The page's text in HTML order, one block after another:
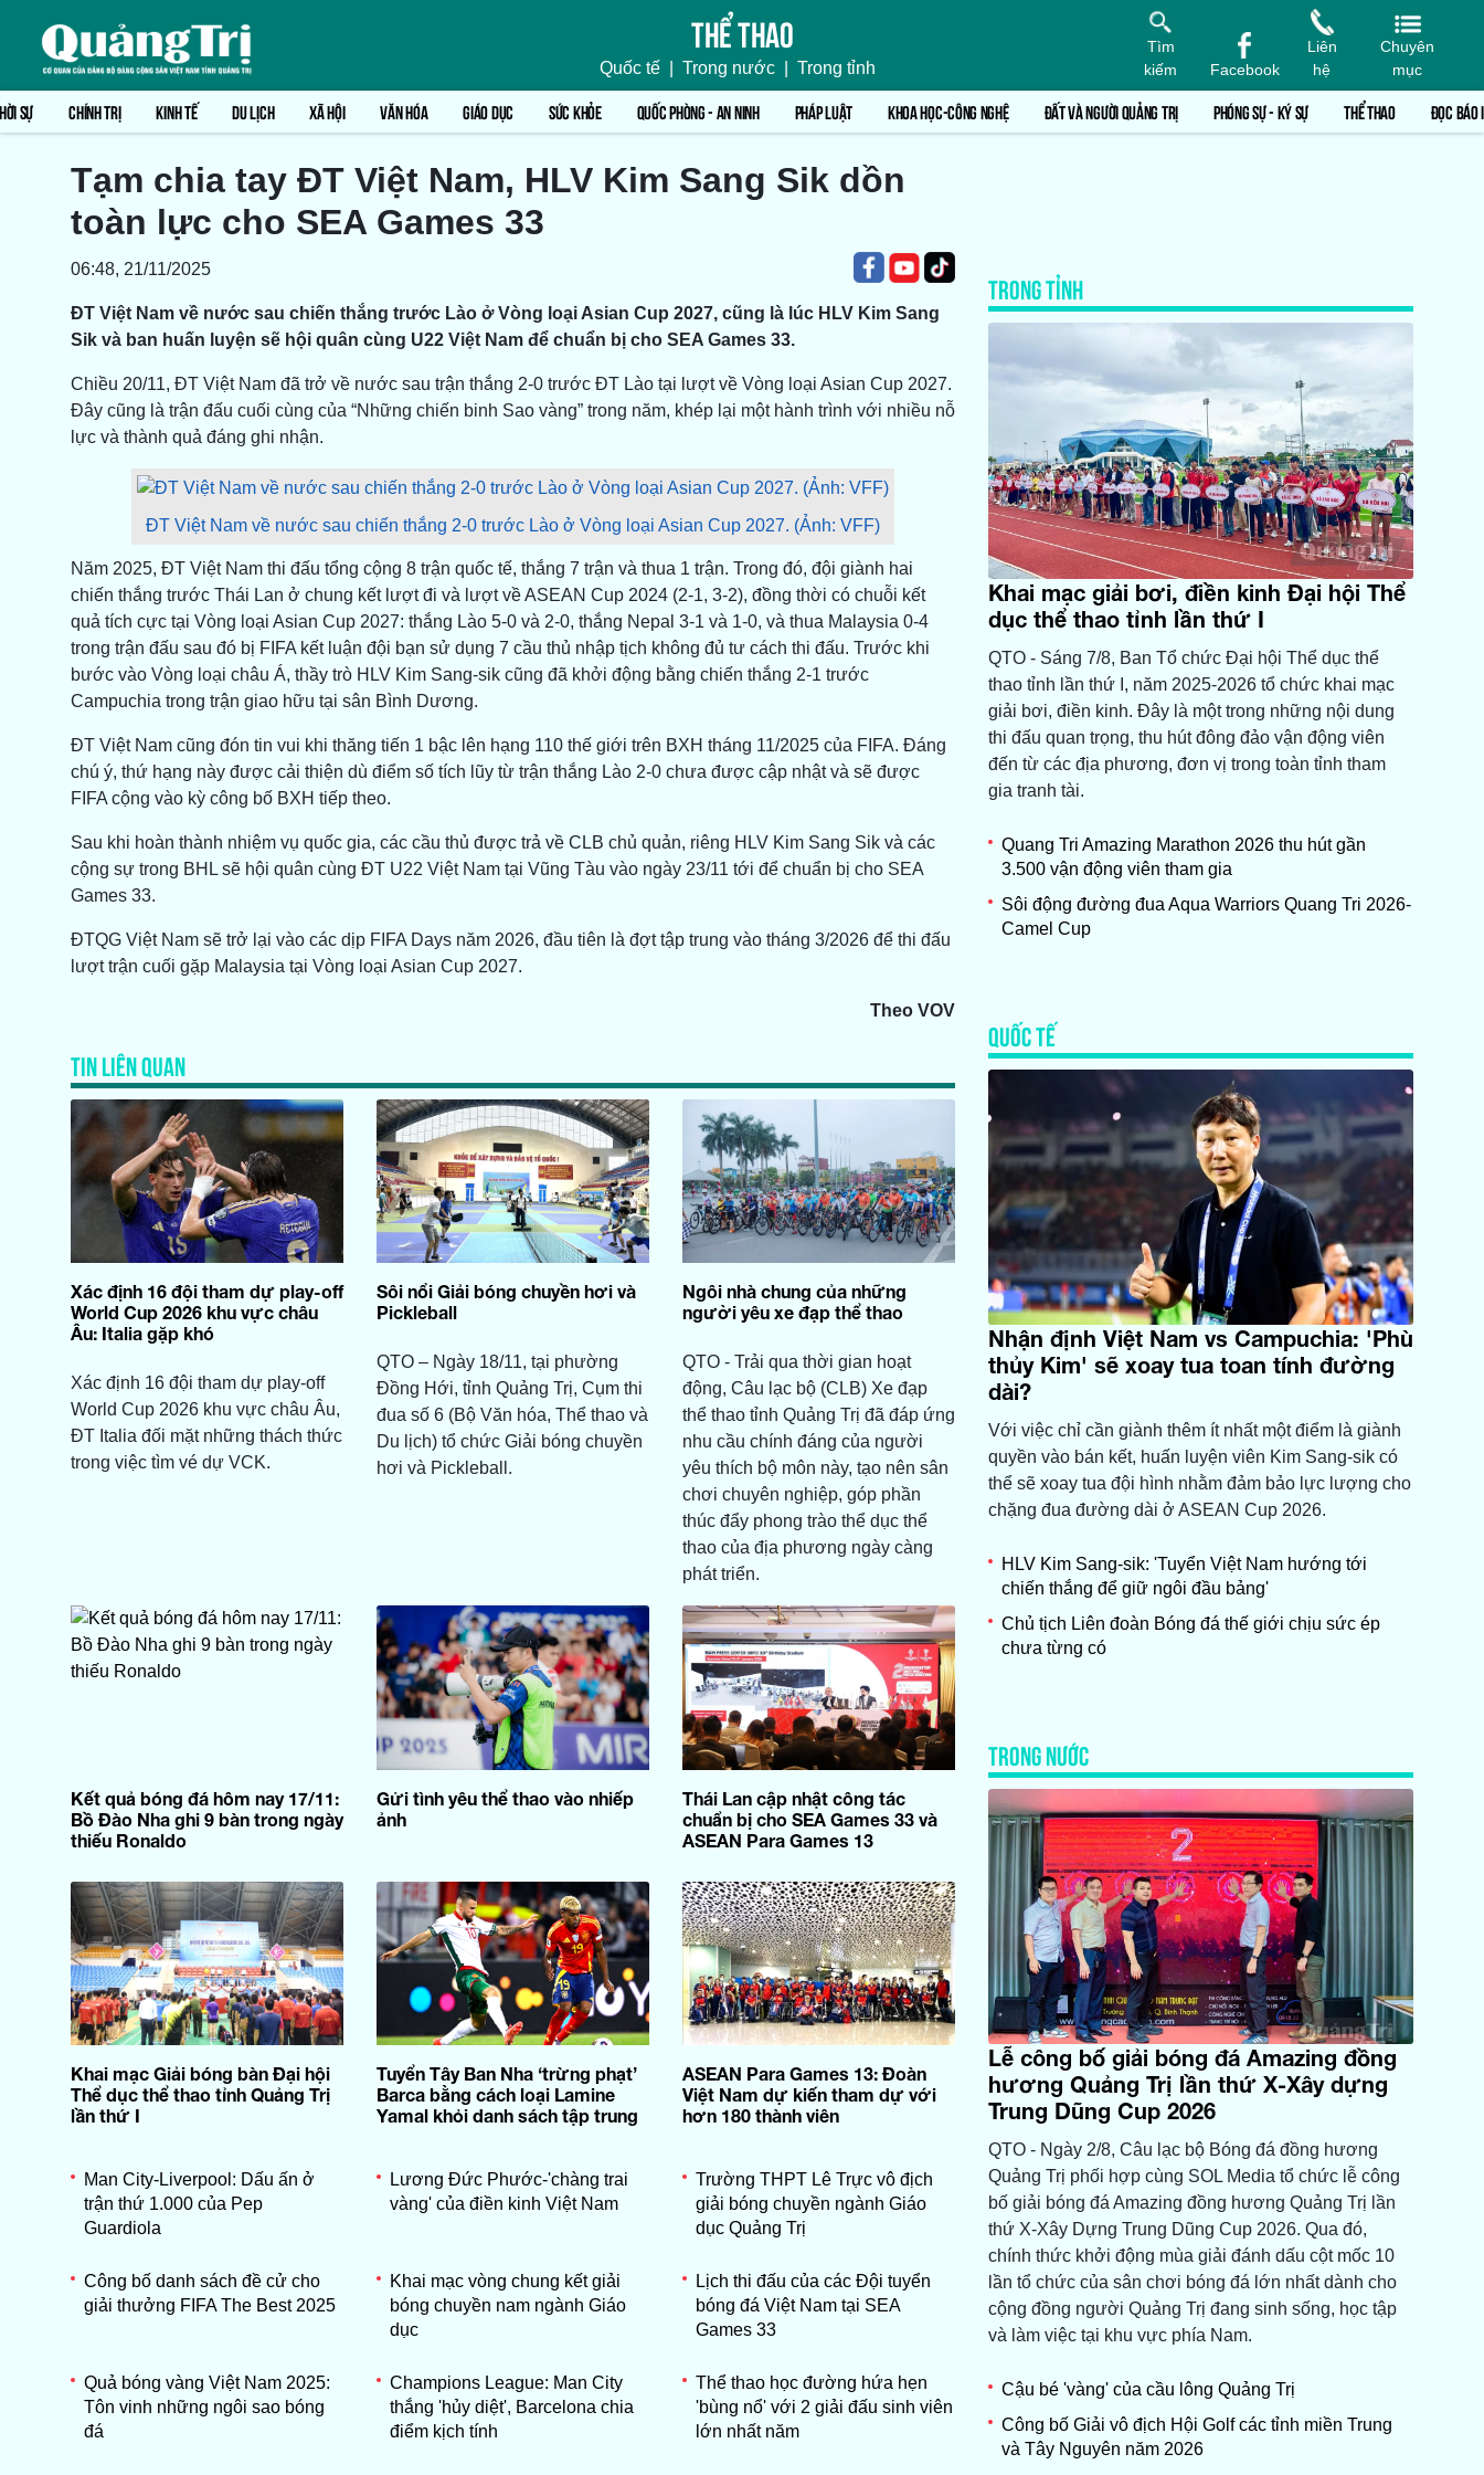
Thể thao
Quốc tế Trong nước Trong tỉnh
Tìm
kiếm
Facebook
Liên
hệ
Chuyên
mục
SỰ CHÍNH TRỊ KINH TẾ DU LỊCH XÃ HỘI VĂN HÓA GIÁO DỤC SỨC KHỎE QUỐC PHÒNG - AN NINH PHÁP LUẬT KHOA HỌC-CÔNG NGHỆ ĐẤT VÀ NGƯỜI QUẢNG TRỊ PHÓNG SỰ - KÝ SỰ THỂ THAO ĐỌC BÁO
Tạm chia tay ĐT Việt Nam, HLV Kim Sang Sik dồn
toàn lực cho SEA Games 33
06:48, 21/11/2025
ĐT Việt Nam về nước sau chiến thắng trước Lào ở Vòng loại Asian Cup 2027, cũng là lúc HLV Kim Sang
Sik và ban huấn luyện sẽ hội quân cùng U22 Việt Nam để chuẩn bị cho SEA Games 33.
Chiều 20/11, ĐT Việt Nam đã trở về nước sau trận thắng 2-0 trước ĐT Lào tại lượt về Vòng loại Asian Cup 2027.
Đây cũng là trận đấu cuối cùng của “Những chiến binh Sao vàng” trong năm, khép lại một hành trình với nhiều nỗ
lực và thành quả đáng ghi nhận.
ĐT Việt Nam về nước sau chiến thắng 2-0 trước Lào ở Vòng loại Asian Cup 2027. (Ảnh: VFF)
Năm 2025, ĐT Việt Nam thi đấu tổng cộng 8 trận quốc tế, thắng 7 trận và thua 1 trận. Trong đó, đội giành hai
chiến thắng trước Thái Lan ở chung kết lượt đi và lượt về ASEAN Cup 2024 (2-1, 3-2), đồng thời có chuỗi kết
quả tích cực tại Vòng loại Asian Cup 2027: thắng Lào 5-0 và 2-0, thắng Nepal 3-1 và 1-0, và thua Malaysia 0-4
trong trận đấu sau đó bị FIFA kết luận đội bạn sử dụng 7 cầu thủ nhập tịch không đủ tư cách thi đấu. Trước khi
bước vào Vòng loại châu Á, thầy trò HLV Kim Sang-sik cũng đã khởi động bằng chiến thắng 2-1 trước
Campuchia trong trận giao hữu tại sân Bình Dương.
ĐT Việt Nam cũng đón tin vui khi thăng tiến 1 bậc lên hạng 110 thế giới trên BXH tháng 11/2025 của FIFA. Đáng
chú ý, thứ hạng này được cải thiện dù điểm số tích lũy từ trận thắng Lào 2-0 chưa được cập nhật và sẽ được
FIFA cộng vào kỳ công bố BXH tiếp theo.
Sau khi hoàn thành nhiệm vụ quốc gia, các cầu thủ được trả về CLB chủ quản, riêng HLV Kim Sang Sik và các
cộng sự trong BHL sẽ hội quân cùng ĐT U22 Việt Nam tại Vũng Tàu vào ngày 23/11 tới để chuẩn bị cho SEA
Games 33.
ĐTQG Việt Nam sẽ trở lại vào các dịp FIFA Days năm 2026, đầu tiên là đợt tập trung vào tháng 3/2026 để thi đấu
lượt trận cuối gặp Malaysia tại Vòng loại Asian Cup 2027.
Theo VOV
TIN LIÊN QUAN
Xác định 16 đội tham dự play-off
World Cup 2026 khu vực châu
Âu: Italia gặp khó
Xác định 16 đội tham dự play-off
World Cup 2026 khu vực châu Âu,
ĐT Italia đối mặt những thách thức
trong việc tìm vé dự VCK.
Sôi nổi Giải bóng chuyền hơi và
Pickleball
QTO – Ngày 18/11, tại phường
Đồng Hới, tỉnh Quảng Trị, Cụm thi
đua số 6 (Bộ Văn hóa, Thể thao và
Du lịch) tổ chức Giải bóng chuyền
hơi và Pickleball.
Ngôi nhà chung của những
người yêu xe đạp thể thao
QTO - Trải qua thời gian hoạt
động, Câu lạc bộ (CLB) Xe đạp
thể thao tỉnh Quảng Trị đã đáp ứng
nhu cầu chính đáng của người
yêu thích bộ môn này, tạo nên sân
chơi chuyên nghiệp, góp phần
thúc đẩy phong trào thể dục thể
thao của địa phương ngày càng
phát triển.
Kết quả bóng đá hôm nay 17/11:
Bồ Đào Nha ghi 9 bàn trong ngày
thiếu Ronaldo
Gửi tình yêu thể thao vào nhiếp
ảnh
Thái Lan cập nhật công tác
chuẩn bị cho SEA Games 33 và
ASEAN Para Games 13
Khai mạc Giải bóng bàn Đại hội
Thể dục thể thao tỉnh Quảng Trị
lần thứ I
Tuyển Tây Ban Nha ‘trừng phạt’
Barca bằng cách loại Lamine
Yamal khỏi danh sách tập trung
ASEAN Para Games 13: Đoàn
Việt Nam dự kiến tham dự với
hơn 180 thành viên
Man City-Liverpool: Dấu ấn ở
trận thứ 1.000 của Pep
Guardiola
Lương Đức Phước-'chàng trai
vàng' của điền kinh Việt Nam
Trường THPT Lê Trực vô địch
giải bóng chuyền ngành Giáo
dục Quảng Trị
Công bố danh sách đề cử cho
giải thưởng FIFA The Best 2025
Khai mạc vòng chung kết giải
bóng chuyền nam ngành Giáo
dục
Lịch thi đấu của các Đội tuyển
bóng đá Việt Nam tại SEA
Games 33
Quả bóng vàng Việt Nam 2025:
Tôn vinh những ngôi sao bóng
đá
Champions League: Man City
thắng 'hủy diệt', Barcelona chia
điểm kịch tính
Thể thao học đường hứa hẹn
'bùng nổ' với 2 giải đấu sinh viên
lớn nhất năm
TRONG TỈNH
Khai mạc giải bơi, điền kinh Đại hội Thể
dục thể thao tỉnh lần thứ I
QTO - Sáng 7/8, Ban Tổ chức Đại hội Thể dục thể
thao tỉnh lần thứ I, năm 2025-2026 tổ chức khai mạc
giải bơi, điền kinh. Đây là một trong những nội dung
thi đấu quan trọng, thu hút đông đảo vận động viên
đến từ các địa phương, đơn vị trong toàn tỉnh tham
gia tranh tài.
Quang Tri Amazing Marathon 2026 thu hút gần
3.500 vận động viên tham gia
Sôi động đường đua Aqua Warriors Quang Tri 2026-
Camel Cup
QUỐC TẾ
Nhận định Việt Nam vs Campuchia: 'Phù
thủy Kim' sẽ xoay tua toan tính đường
dài?
Với việc chỉ cần giành thêm ít nhất một điểm là giành
quyền vào bán kết, huấn luyện viên Kim Sang-sik có
thể sẽ xoay tua đội hình nhằm đảm bảo lực lượng cho
chặng đua đường dài ở ASEAN Cup 2026.
HLV Kim Sang-sik: 'Tuyển Việt Nam hướng tới
chiến thắng để giữ ngôi đầu bảng'
Chủ tịch Liên đoàn Bóng đá thế giới chịu sức ép
chưa từng có
TRONG NƯỚC
Lễ công bố giải bóng đá Amazing đồng
hương Quảng Trị lần thứ X-Xây dựng
Trung Dũng Cup 2026
QTO - Ngày 2/8, Câu lạc bộ Bóng đá đồng hương
Quảng Trị phối hợp cùng SOL Media tổ chức lễ công
bố giải bóng đá Amazing đồng hương Quảng Trị lần
thứ X-Xây Dựng Trung Dũng Cup 2026. Qua đó,
chính thức khởi động mùa giải đánh dấu cột mốc 10
lần tổ chức của sân chơi bóng đá lớn nhất dành cho
cộng đồng người Quảng Trị đang sinh sống, học tập
và làm việc tại khu vực phía Nam.
Cậu bé 'vàng' của cầu lông Quảng Trị
Công bố Giải vô địch Hội Golf các tỉnh miền Trung
và Tây Nguyên năm 2026